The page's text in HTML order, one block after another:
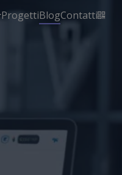
ProgettiBlogContatti